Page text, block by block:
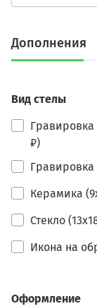
Дополнения
Вид стелы
Гравировка
₽)
Керамика
Стекло
Икона на
Оформление